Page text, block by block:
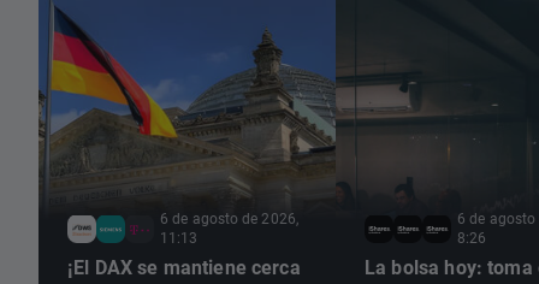
6 de agosto de 2026,
11:13
¡El DAX se mantiene cerca
6 de agosto
8:26
La bolsa hoy: toma de